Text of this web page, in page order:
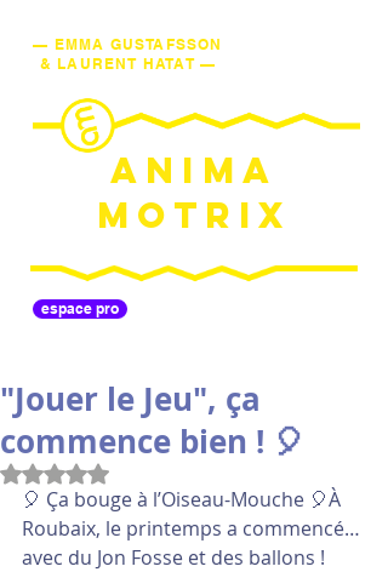
— EMMA GUSTAFSSON
& LAURENT HATAT —
ANIMA
MOTRIX
espace pro
"Jouer le Jeu", ça
commence bien ! 🎈
Noté NaN étoiles sur 5.
🎈 Ça bouge à l’Oiseau-Mouche 🎈À
Roubaix, le printemps a commencé…
avec du Jon Fosse et des ballons !